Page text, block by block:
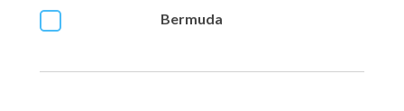
Bermuda